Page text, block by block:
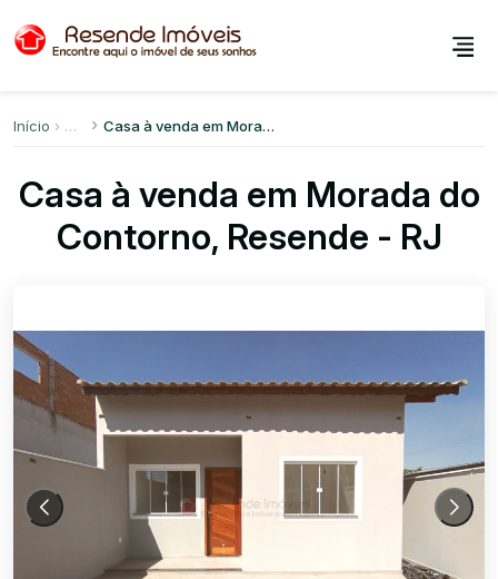
Início Casa à venda em Morada do Contorno
Casa à venda em Morada do
Contorno, Resende - RJ